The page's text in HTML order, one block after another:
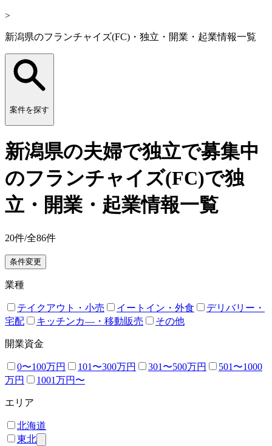
>
新潟県のフランチャイズ(FC)・独立・開業・起業情報一覧
案件を探す
新潟県の夫婦で独立で募集中
のフランチャイズ(FC)で独
立・開業・起業情報一覧
20件/全86件
条件変更
業種
テイクアウト・小売 イートイン・外食
デリバリー・
宅配
キッチンカ―・移動販売 その他
開業資金
0〜100万円 101〜300万円 301〜500万円
501〜1000
万円
1001万円〜
エリア
北海道
東北